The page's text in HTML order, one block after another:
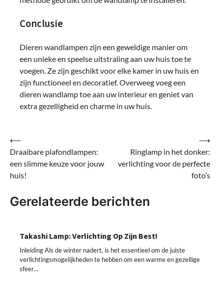
Conclusie
Dieren wandlampen zijn een geweldige manier om
een ​​unieke en speelse uitstraling aan uw huis toe te
voegen. Ze zijn geschikt voor elke kamer in uw huis en
zijn functioneel en decoratief. Overweeg voeg een
dieren wandlamp toe aan uw interieur en geniet van
extra gezelligheid en charme in uw huis.
Bericht
navigatie
⟵
Draaibare plafondlampen:
een slimme keuze voor jouw
huis!
Ringlamp in het donker:
verlichting voor de perfecte
foto’s
⟶
Gerelateerde berichten
Takashi Lamp: Verlichting Op Zijn Best!
Inleiding Als de winter nadert, is het essentieel om de juiste
verlichtingsmogelijkheden te hebben om een warme en gezellige
sfeer…